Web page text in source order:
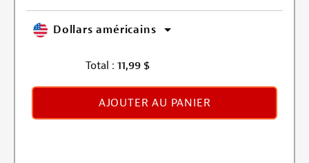
Dollars américains
Total : 11,99 $
AJOUTER AU PANIER